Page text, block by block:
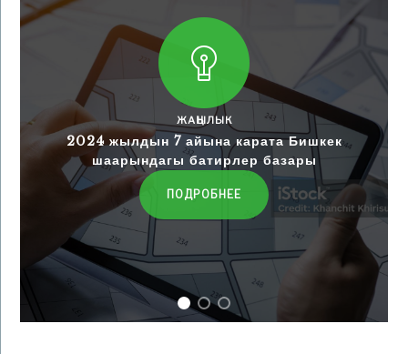
ЖАҢЫЛЫК
2024 жылдын 7 айына карата Бишкек
шаарындагы батирлер базары
ПОДРОБНЕЕ